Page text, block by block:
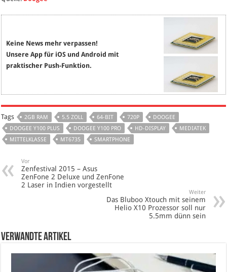
Keine News mehr verpassen!
Unsere App für iOS und Android mit
praktischer Push-Funktion.
Tags 2GB RAM 5.5 ZOLL 64-BIT 720P
DOOGEE
DOOGEE Y100 PLUS
DOOGEE Y100 PRO HD-DISPLAY
MEDIATEK
MITTELKLASSE
MT6735 SMARTPHONE
Vor
Zenfestival 2015 – Asus
ZenFone 2 Deluxe und ZenFone
2 Laser in Indien vorgestellt
Weiter
Das Bluboo Xtouch mit seinem
Helio X10 Prozessor soll nur
5.5mm dünn sein
verwandte Artikel